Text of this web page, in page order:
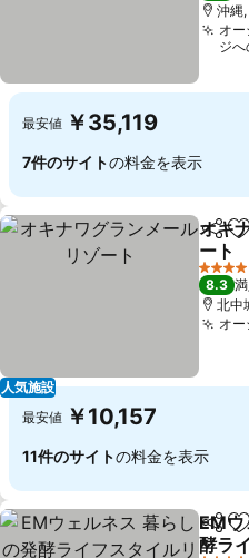
沖縄
オ
ジ
最安値 ￥35,119
7件のサイトの料金を表示
人気施設
シェア
オキ
ート
料金
4 ホテ
8.3
北中
オ
最安値 ￥10,157
11件のサイトの料金を表示
シェア
EMウ
酵ラ